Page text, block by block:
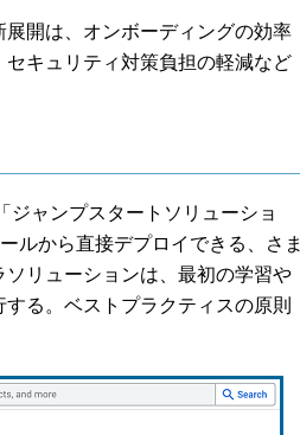
開は、オンボーディングの効率
キュリティ対策負担の軽減など
ジャンプスタートソリューショ
ルから直接デプロイできる、さま
リューションは、最初の学習や
る。ベストプラクティスの原則